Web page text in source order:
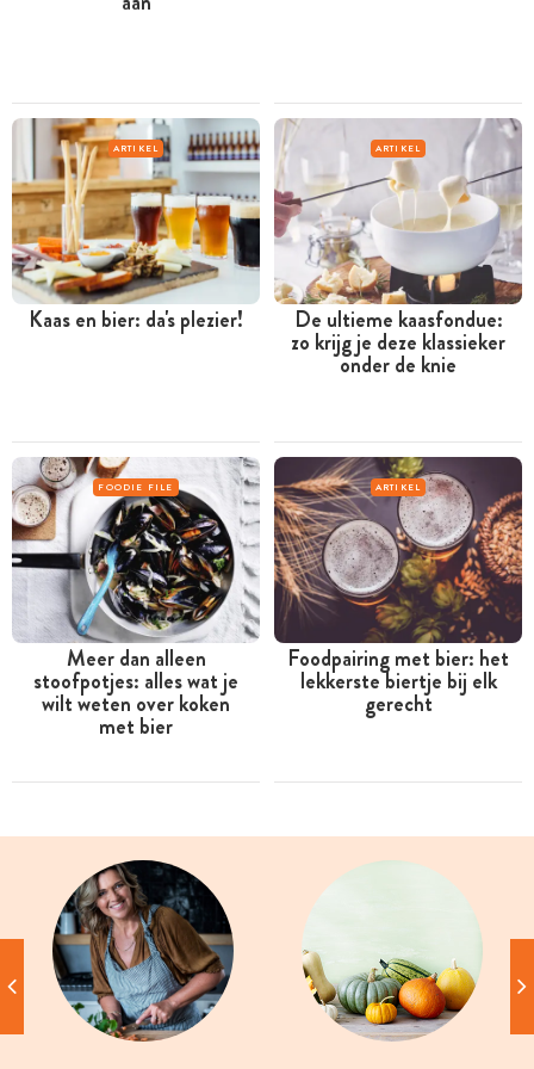
ARTIKEL
Kaas en bier: da's plezier!
ARTIKEL
De ultieme kaasfondue:
zo krijg je deze klassieker
onder de knie
FOODIE FILE
Meer dan alleen
stoofpotjes: alles wat je
wilt weten over koken
met bier
ARTIKEL
Foodpairing met bier: het
lekkerste biertje bij elk
gerecht